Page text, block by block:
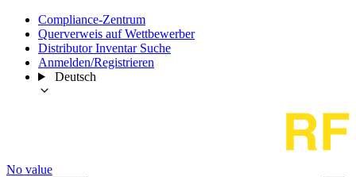
Compliance-Zentrum
Querverweis auf Wettbewerber
Distributor Inventar Suche
Anmelden/Registrieren
Deutsch
No value